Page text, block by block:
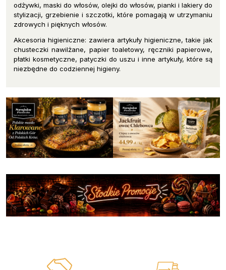
odżywki, maski do włosów, olejki do włosów, pianki i lakiery do
stylizacji, grzebienie i szczotki, które pomagają w utrzymaniu
zdrowych i pięknych włosów.
Akcesoria higieniczne: zawiera artykuły higieniczne, takie jak
chusteczki nawilżane, papier toaletowy, ręczniki papierowe,
płatki kosmetyczne, patyczki do uszu i inne artykuły, które są
niezbędne do codziennej higieny.